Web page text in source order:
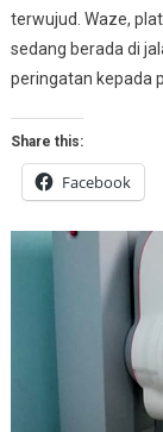
terwujud. Waze,
sedang berada di
peringatan kepada
Share this:
Facebook